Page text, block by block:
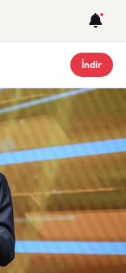
İndir